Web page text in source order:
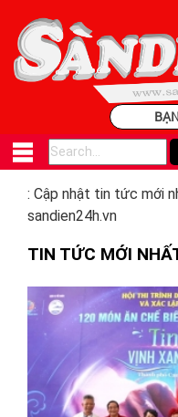
: Cập nhật tin tức mới
sandien24h.vn
TIN TỨC MỚI